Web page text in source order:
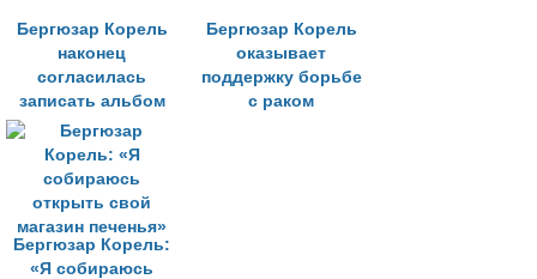
Бергюзар Корель
наконец
согласилась
записать альбом
Бергюзар Корель
оказывает
поддержку борьбе
с раком
Бергюзар Корель:
«Я собираюсь